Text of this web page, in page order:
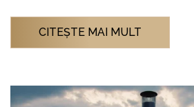
CITEŞTE MAI MULT